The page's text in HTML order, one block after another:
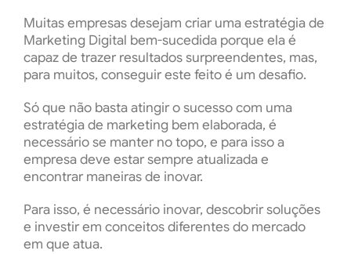
Muitas empresas desejam criar uma estratégia de
Marketing Digital bem-sucedida porque ela é
capaz de trazer resultados surpreendentes, mas,
para muitos, conseguir este feito é um desafio.
Só que não basta atingir o sucesso com uma
estratégia de marketing bem elaborada, é
necessário se manter no topo, e para isso a
empresa deve estar sempre atualizada e
encontrar maneiras de inovar.
Para isso, é necessário inovar, descobrir soluções
e investir em conceitos diferentes do mercado
em que atua.